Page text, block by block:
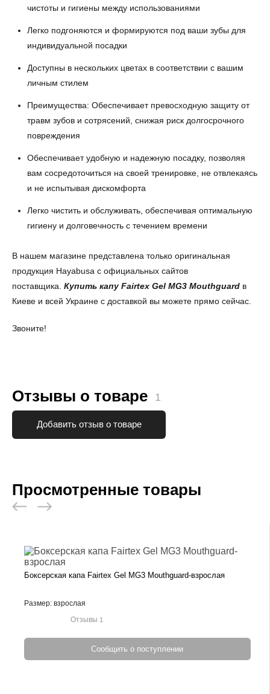
чистоты и гигиены между использованиями
Легко подгоняются и формируются под ваши зубы для
индивидуальной посадки
Доступны в нескольких цветах в соответствии с вашим
личным стилем
Преимущества: Обеспечивает превосходную защиту от
травм зубов и сотрясений, снижая риск долгосрочного
повреждения
Обеспечивает удобную и надежную посадку, позволяя
вам сосредоточиться на своей тренировке, не отвлекаясь
и не испытывая дискомфорта
Легко чистить и обслуживать, обеспечивая оптимальную
гигиену и долговечность с течением времени
В нашем магазине представлена только оригинальная
продукция Hayabusa с официальных сайтов
поставщика. Купить капуFairtex Gel MG3 Mouthguard в
Киеве и всей Украине с доставкой вы можете прямо сейчас.
Звоните!
Отзывы о товаре 1
Добавить отзыв о товаре
Просмотренные товары
Боксерская капа Fairtex Gel MG3 Mouthguard-взрослая
Размер: взрослая
Отзывы 1
Сообщить о поступлении